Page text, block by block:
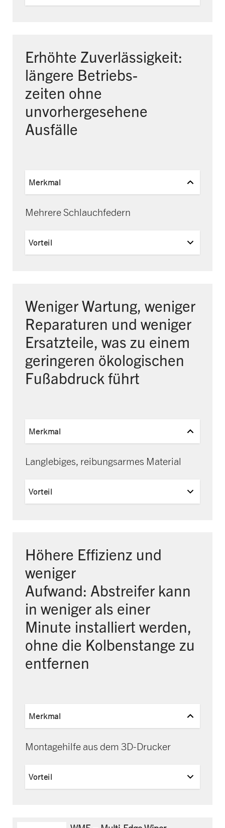
Erhöhte Zuverlässigkeit:
längere Betriebs­
zeiten ohne
unvorhergesehene
Ausfälle
Merkmal
Mehrere Schlauchfedern
Vorteil
Weniger Wartung, weniger
Reparaturen und weniger
Ersatzteile, was zu einem
geringeren ökologischen
Fußabdruck führt
Merkmal
Langlebiges, reibungsarmes Material
Vorteil
Höhere Effizienz und
weniger
Aufwand: Abstreifer kann
in weniger als einer
Minute installiert werden,
ohne die Kolbenstange zu
entfernen
Merkmal
Montagehilfe aus dem 3D-Drucker
Vorteil